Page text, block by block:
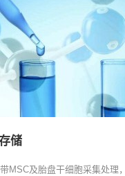
储
MSC及胎盘干细胞采集处